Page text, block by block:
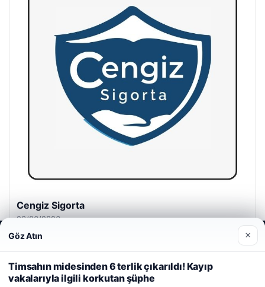
Hastaş Beton
26/05/2026
Web sitemizi nasıl kullandığınızı daha iyi anlayabilmek,
deneyiminizi kişiselleştirmek ve geliştirmek amacıyla çerezler
kullanıyoruz.
Çerez Politikamız
Reddet Kabul Et
Göz Atın ×
Timsahın midesinden 6 terlik çıkarıldı! Kayıp
vakalarıyla ilgili korkutan şüphe